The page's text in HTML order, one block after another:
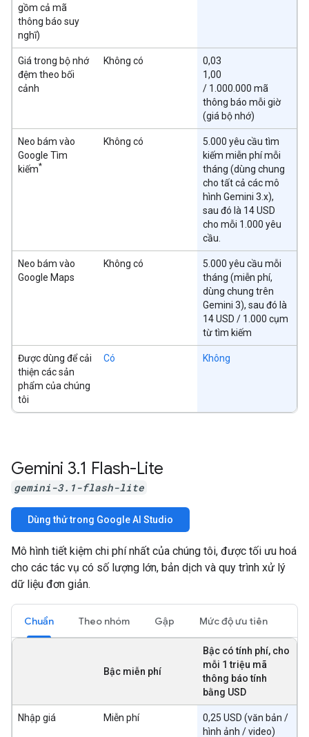
gồm cả mã
thông báo suy
nghĩ)
Giá trong bộ nhớ
đệm theo bối
cảnh
Không có
0,03
1,00
/ 1.000.000 mã
thông báo mỗi giờ
(giá bộ nhớ)
Neo bám vào
Google Tìm
kiếm*
Không có
5.000 yêu cầu tìm
kiếm miễn phí mỗi
tháng (dùng chung
cho tất cả các mô
hình Gemini 3.x),
sau đó là 14 USD
cho mỗi 1.000 yêu
cầu.
Neo bám vào
Google Maps
Không có
5.000 yêu cầu mỗi
tháng (miễn phí,
dùng chung trên
Gemini 3), sau đó là
14 USD / 1.000 cụm
từ tìm kiếm
Được dùng để cải
thiện các sản
phẩm của chúng
tôi
Có Không
Gemini 3.1 Flash-Lite
gemini-3.1-flash-lite
Dùng thử trong Google AI Studio
Mô hình tiết kiệm chi phí nhất của chúng tôi, được tối ưu hoá
cho các tác vụ có số lượng lớn, bản dịch và quy trình xử lý
dữ liệu đơn giản.
Chuẩn Theo nhóm Gập Mức độ ưu tiên
Bậc miễn phí
Bậc có tính phí, cho
mỗi 1 triệu mã
thông báo tính
bằng USD
Nhập giá Miễn phí
0,25 USD (văn bản /
hình ảnh / video)